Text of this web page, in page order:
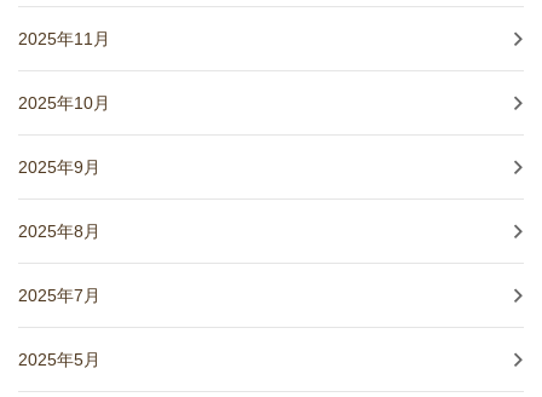
2025年11月
2025年10月
2025年9月
2025年8月
2025年7月
2025年5月